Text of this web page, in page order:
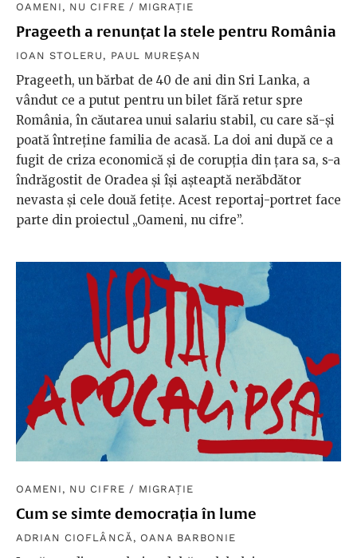
OAMENI, NU CIFRE / MIGRAȚIE
Prageeth a renunțat la stele pentru România
IOAN STOLERU , PAUL MUREȘAN
Prageeth, un bărbat de 40 de ani din Sri Lanka, a
vândut ce a putut pentru un bilet fără retur spre
România, în căutarea unui salariu stabil, cu care să-și
poată întreține familia de acasă. La doi ani după ce a
fugit de criza economică și de corupția din țara sa, s-a
îndrăgostit de Oradea și își așteaptă nerăbdător
nevasta și cele două fetițe. Acest reportaj-portret face
parte din proiectul „Oameni, nu cifre”.
OAMENI, NU CIFRE / MIGRAȚIE
Cum se simte democrația în lume
ADRIAN CIOFLÂNCĂ , OANA BARBONIE